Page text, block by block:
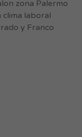
zona Palermo
clima laboral
y Franco